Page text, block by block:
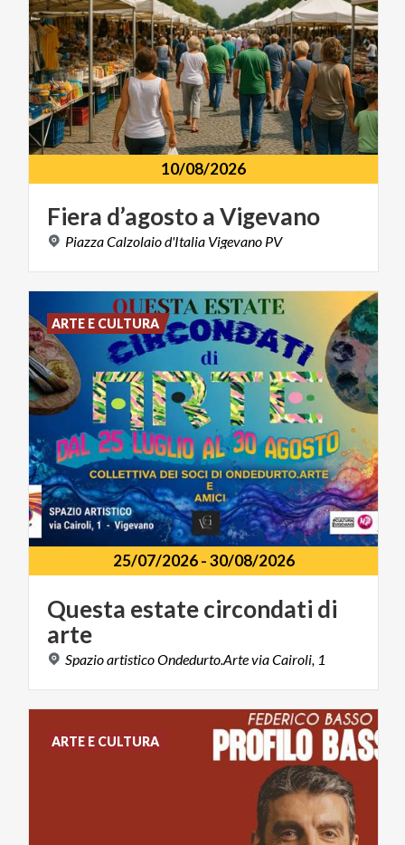
10/08/2026
Fiera d’agostoaVigevano
PiazzaCalzolaiod'Italia Vigevano PV
25/07/2026-30/08/2026
Questa estatecircondati di
arte
SpazioartisticoOndedurto.ArteviaCairoli, 1
ARTE E CULTURA
ARTE E CULTURA